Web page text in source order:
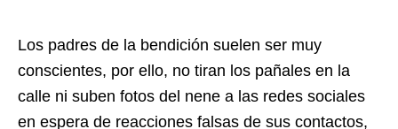
Los padres de la bendición suelen ser muy
conscientes, por ello, no tiran los pañales en la
calle ni suben fotos del nene a las redes sociales
en espera de reacciones falsas de sus contactos,